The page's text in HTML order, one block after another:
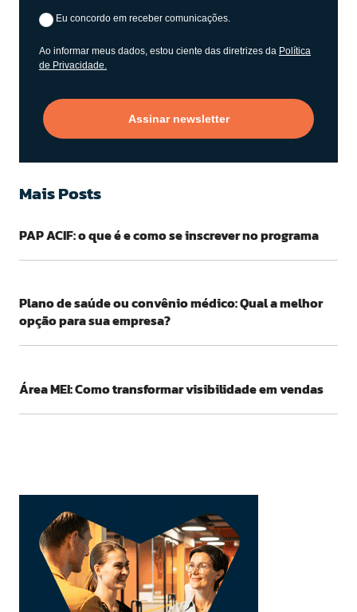
Eu concordo em receber comunicações.
Ao informar meus dados, estou ciente das diretrizes da Política
de Privacidade.
Assinar newsletter
Mais Posts
PAP ACIF: o que é e como se inscrever no programa
Plano de saúde ou convênio médico: Qual a melhor
opção para sua empresa?
Área MEI: Como transformar visibilidade em vendas